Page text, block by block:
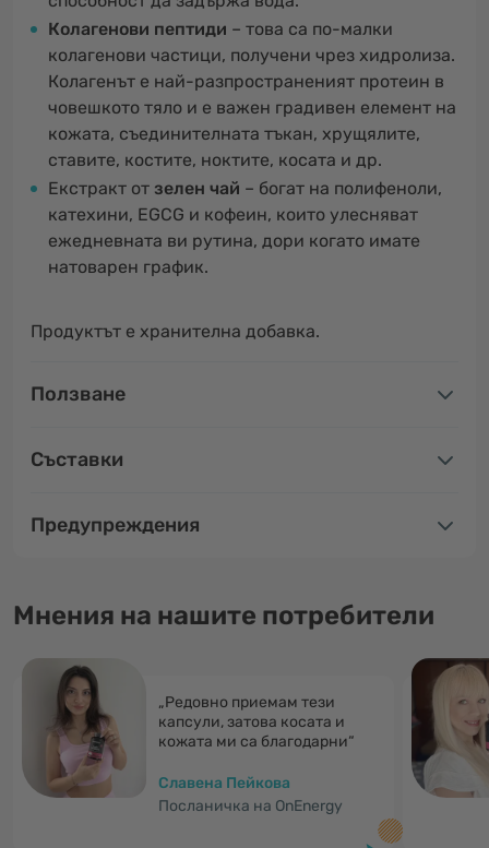
Колагенови пептиди – това са по-малки
колагенови частици, получени чрез хидролиза.
Колагенът е най-разпространеният протеин в
човешкото тяло и е важен градивен елемент на
кожата, съединителната тъкан, хрущялите,
ставите, костите, ноктите, косата и др.
Екстракт от зелен чай – богат на полифеноли,
катехини, EGCG и кофеин, които улесняват
ежедневната ви рутина, дори когато имате
натоварен график.
Продуктът е хранителна добавка.
Ползване
Съставки
Предупреждения
Мнения на нашите потребители
„Редовно приемам тези
капсули, затова косата и
кожата ми са благодарни“
Славена Пейкова
Посланичка на OnEnergy